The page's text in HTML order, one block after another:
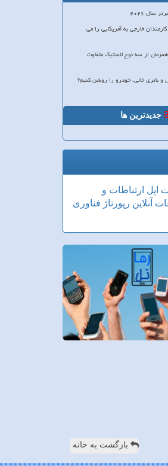
۲۰۲۶
خارجی به آمریکایی را می
از سه نوع لاستیک متفاوت
باتری خالی، خودرو را روشن کنیم؟
جدیدترین ها
اپل ارتباطات و
آنلاین رپورتاژ فناوری
بازگشت به خانه